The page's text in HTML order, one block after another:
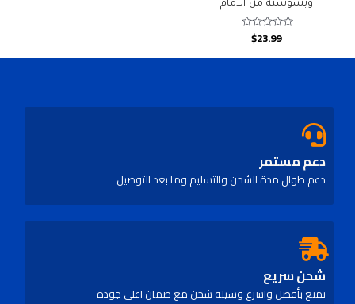
وبسوستة من الامام
Rated
$23.99
دعم مستمر
دعم طوال مدة الشحن والتسليم وما بعد التوصيل
شحن سريع
تمتع بأفضل واسرع وسيلة شحن مع ضمان اعلي جودة